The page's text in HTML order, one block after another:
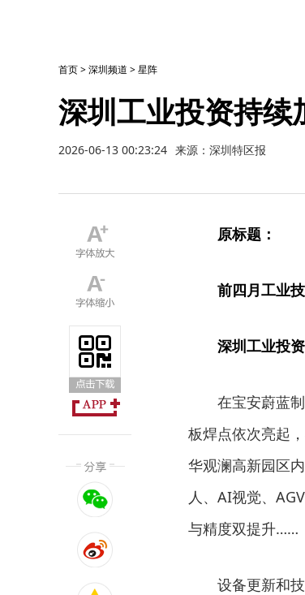
首页>深圳频道 >星阵
深圳工业投资持
2026-06-13 00:23:24 来源：深圳特区报
原标题：
前四月工业
深圳工业投
在宝安蔚蓝
板焊点依次亮起
华观澜高新园区
人、AI视觉、
与精度双提升……
设备更新和